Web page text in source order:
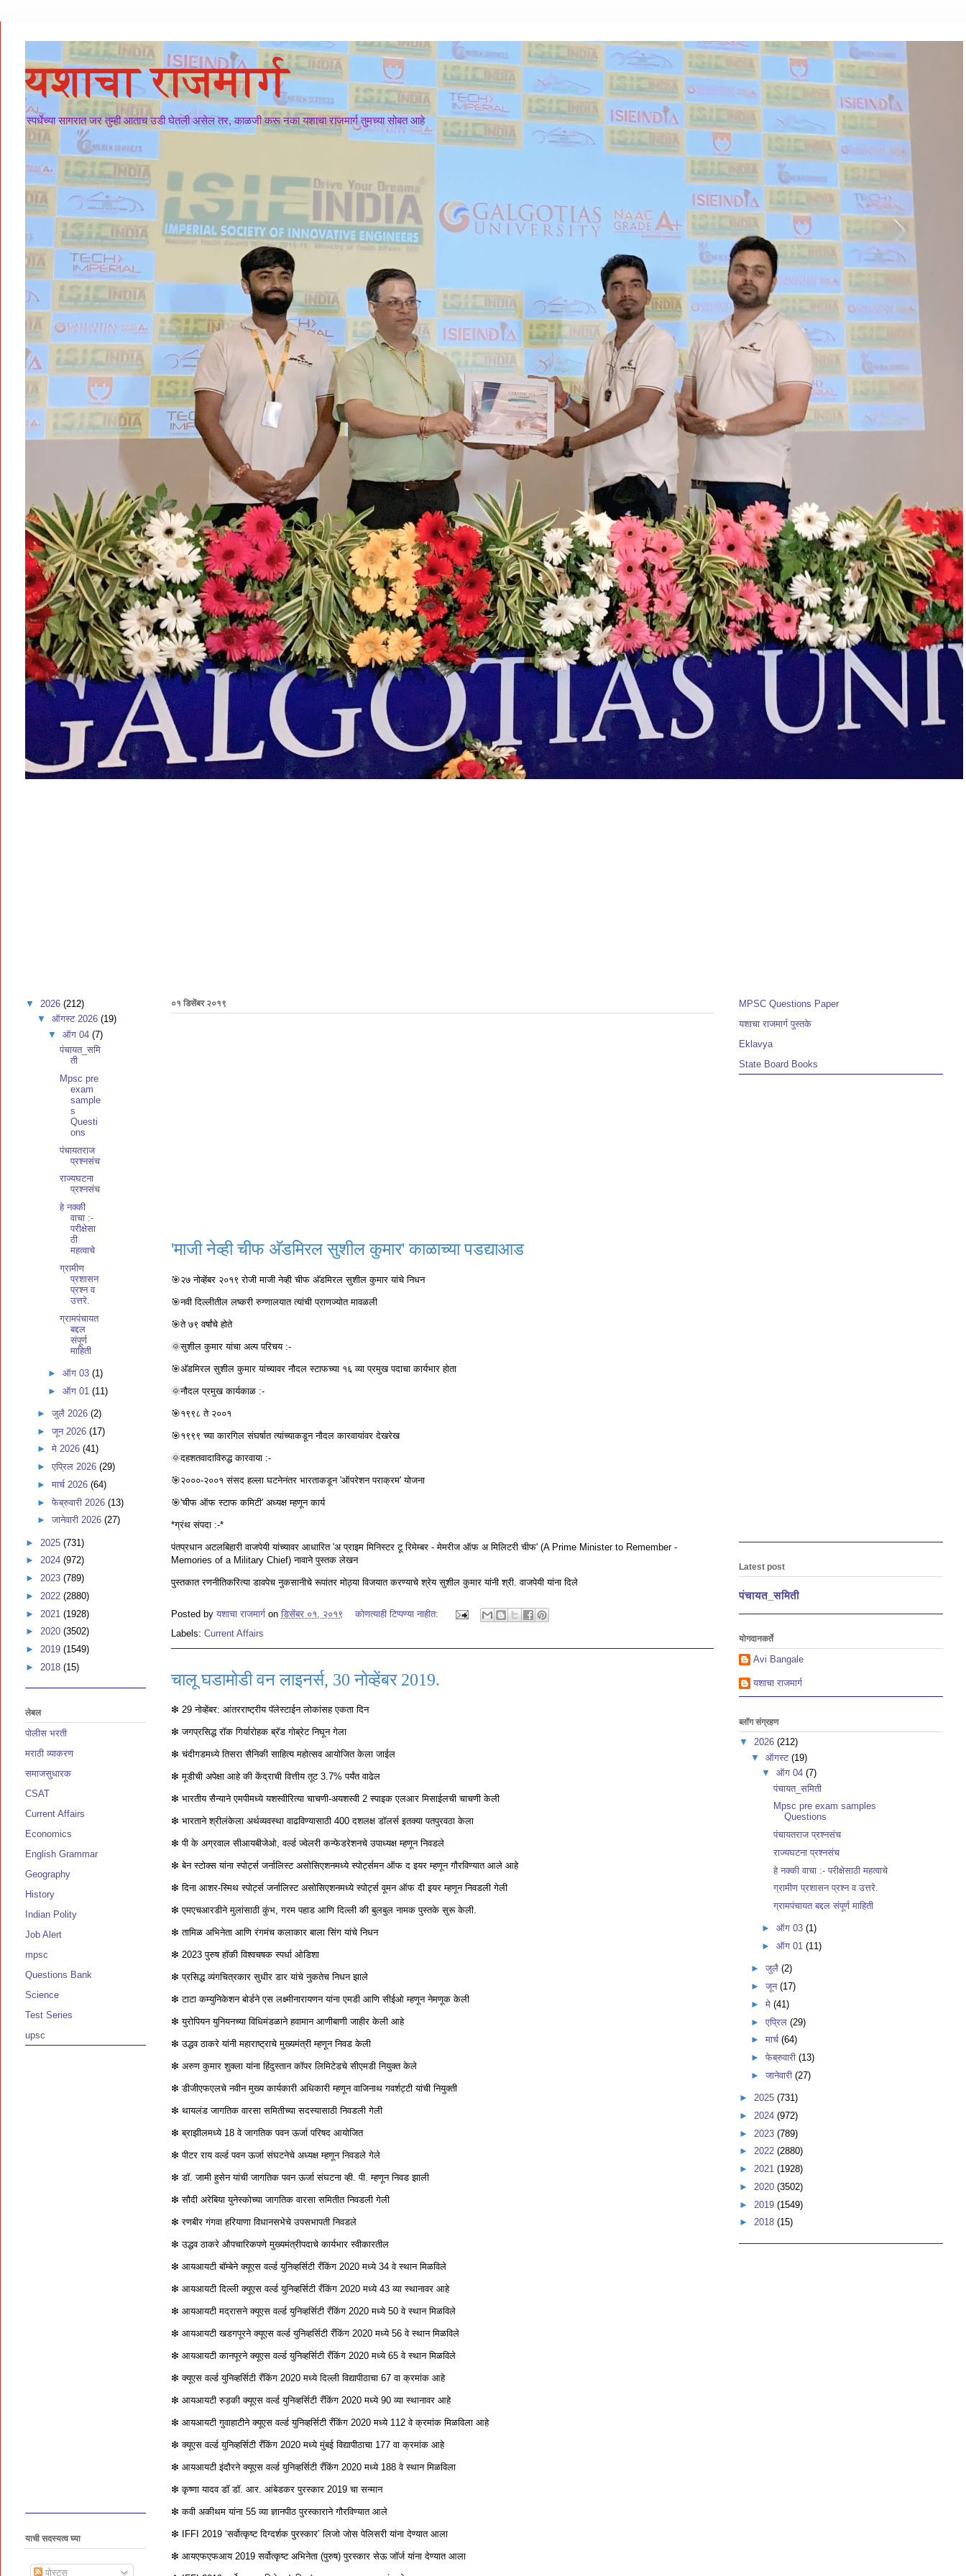
यशाचा राजमार्ग
स्पर्धेच्या सागरात जर तुम्ही आताच उडी घेतली असेल तर, काळजी करू नका यशाचा राजमार्ग तुमच्या सोबत आहे
०१ डिसेंबर २०१९
'माजी नेव्ही चीफ अ‍ॅडमिरल सुशील कुमार' काळाच्या पडद्याआड
🎯२७ नोव्हेंबर २०१९ रोजी माजी नेव्ही चीफ अ‍ॅडमिरल सुशील कुमार यांचे निधन
🎯नवी दिल्लीतील लष्करी रुग्णालयात त्यांची प्राणज्योत मावळली
🎯ते ७९ वर्षांचे होते
🌞सुशील कुमार यांचा अल्प परिचय :-
🎯अ‍ॅडमिरल सुशील कुमार यांच्यावर नौदल स्टाफच्या १६ व्या प्रमुख पदाचा कार्यभार होता
🌞नौदल प्रमुख कार्यकाळ :-
🎯१९९८ ते २००१
🎯१९९९ च्या कारगिल संघर्षात त्यांच्याकडून नौदल कारवायांवर देखरेख
🌞दहशतवादाविरुद्ध कारवाया :-
🎯२०००-२००१ संसद हल्ला घटनेनंतर भारताकडून 'ऑपरेशन पराक्रम' योजना
🎯'चीफ ऑफ स्टाफ कमिटी' अध्यक्ष म्हणून कार्य
*ग्रंथ संपदा :-*
पंतप्रधान अटलबिहारी वाजपेयी यांच्यावर आधारित 'अ प्राइम मिनिस्टर टू रिमेम्बर - मेमरीज ऑफ अ मिलिटरी चीफ' (A Prime Minister to Remember -
Memories of a Military Chief) नावाने पुस्तक लेखन
पुस्तकात रणनीतिकरित्या डावपेच नुकसानीचे रूपांतर मोठ्या विजयात करण्याचे श्रेय सुशील कुमार यांनी श्री. वाजपेयी यांना दिले
Posted by यशाचा राजमार्ग on डिसेंबर ०१, २०१९
कोणत्याही टिप्पण्‍या नाहीत:
Labels: Current Affairs
चालू घडामोडी वन लाइनर्स, 30 नोव्हेंबर 2019.
❇ 29 नोव्हेंबर: आंतरराष्ट्रीय पॅलेस्टाईन लोकांसह एकता दिन
❇ जगप्रसिद्ध रॉक गिर्यारोहक ब्रॅड गोब्रेट निघून गेला
❇ चंदीगडमध्ये तिसरा सैनिकी साहित्य महोत्सव आयोजित केला जाईल
❇ मूडीची अपेक्षा आहे की केंद्राची वित्तीय तूट 3.7% पर्यंत वाढेल
❇ भारतीय सैन्याने एमपीमध्ये यशस्वीरित्या चाचणी-अयशस्वी 2 स्पाइक एलआर मिसाईलची चाचणी केली
❇ भारताने श्रीलंकेला अर्थव्यवस्था वाढविण्यासाठी 400 दशलक्ष डॉलर्स इतक्या पतपुरवठा केला
❇ पी के अग्रवाल सीआयबीजेओ, वर्ल्ड ज्वेलरी कन्फेडरेशनचे उपाध्यक्ष म्हणून निवडले
❇ बेन स्टोक्स यांना स्पोर्ट्स जर्नालिस्ट असोसिएशनमध्ये स्पोर्ट्समन ऑफ द इयर म्हणून गौरविण्यात आले आहे
❇ दिना आशर-स्मिथ स्पोर्ट्स जर्नालिस्ट असोसिएशनमध्ये स्पोर्ट्स वूमन ऑफ दी इयर म्हणून निवडली गेली
❇ एमएचआरडीने मुलांसाठी कुंभ, गरम पहाड आणि दिल्ली की बुलबुल नामक पुस्तके सुरू केली.
❇ तामिळ अभिनेता आणि रंगमंच कलाकार बाला सिंग यांचे निधन
❇ 2023 पुरुष हॉकी विश्वचषक स्पर्धा ओडिशा
❇ प्रसिद्ध व्यंगचित्रकार सुधीर डार यांचे नुकतेच निधन झाले
❇ टाटा कम्युनिकेशन बोर्डने एस लक्ष्मीनारायणन यांना एमडी आणि सीईओ म्हणून नेमणूक केली
❇ युरोपियन युनियनच्या विधिमंडळाने हवामान आणीबाणी जाहीर केली आहे
❇ उद्धव ठाकरे यांनी महाराष्ट्राचे मुख्यमंत्री म्हणून निवड केली
❇ अरुण कुमार शुक्ला यांना हिंदुस्तान कॉपर लिमिटेडचे ​​सीएमडी नियुक्त केले
❇ डीजीएफएलचे नवीन मुख्य कार्यकारी अधिकारी म्हणून वाजिनाथ गवर्शट्टी यांची नियुक्ती
❇ थायलंड जागतिक वारसा समितीच्या सदस्यासाठी निवडली गेली
❇ ब्राझीलमध्ये 18 वे जागतिक पवन ऊर्जा परिषद आयोजित
❇ पीटर राय वर्ल्ड पवन ऊर्जा संघटनेचे अध्यक्ष म्हणून निवडले गेले
❇ डॉ. जामी हुसेन यांची जागतिक पवन ऊर्जा संघटना व्ही. पी. म्हणून निवड झाली
❇ सौदी अरेबिया युनेस्कोच्या जागतिक वारसा समितीत निवडली गेली
❇ रणबीर गंगवा हरियाणा विधानसभेचे उपसभापती निवडले
❇ उद्धव ठाकरे औपचारिकपणे मुख्यमंत्रीपदाचे कार्यभार स्वीकारतील
❇ आयआयटी बॉम्बेने क्यूएस वर्ल्ड युनिव्हर्सिटी रँकिंग 2020 मध्ये 34 वे स्थान मिळविले
❇ आयआयटी दिल्ली क्यूएस वर्ल्ड युनिव्हर्सिटी रँकिंग 2020 मध्ये 43 व्या स्थानावर आहे
❇ आयआयटी मद्रासने क्यूएस वर्ल्ड युनिव्हर्सिटी रँकिंग 2020 मध्ये 50 वे स्थान मिळविले
❇ आयआयटी खडगपूरने क्यूएस वर्ल्ड युनिव्हर्सिटी रँकिंग 2020 मध्ये 56 वे स्थान मिळविले
❇ आयआयटी कानपूरने क्यूएस वर्ल्ड युनिव्हर्सिटी रँकिंग 2020 मध्ये 65 वे स्थान मिळविले
❇ क्यूएस वर्ल्ड युनिव्हर्सिटी रँकिंग 2020 मध्ये दिल्ली विद्यापीठाचा 67 वा क्रमांक आहे
❇ आयआयटी रुड़की क्यूएस वर्ल्ड युनिव्हर्सिटी रँकिंग 2020 मध्ये 90 व्या स्थानावर आहे
❇ आयआयटी गुवाहाटीने क्यूएस वर्ल्ड युनिव्हर्सिटी रँकिंग 2020 मध्ये 112 वे क्रमांक मिळविला आहे
❇ क्यूएस वर्ल्ड युनिव्हर्सिटी रँकिंग 2020 मध्ये मुंबई विद्यापीठाचा 177 वा क्रमांक आहे
❇ आयआयटी इंदौरने क्यूएस वर्ल्ड युनिव्हर्सिटी रँकिंग 2020 मध्ये 188 वे स्थान मिळविला
❇ कृष्णा यादव डॉ डॉ. आर. आंबेडकर पुरस्कार 2019 चा सन्मान
❇ कवी अकीथम यांना 55 व्या ज्ञानपीठ पुरस्काराने गौरविण्यात आले
❇ IFFI 2019 ‘सर्वोत्कृष्ट दिग्दर्शक पुरस्कार’ लिजो जोस पेलिसरी यांना देण्यात आला
❇ आयएफएफआय 2019 सर्वोत्कृष्ट अभिनेता (पुरुष) पुरस्कार सेऊ जॉर्ज यांना देण्यात आला
▼ 2026 (212)
▼ ऑगस्ट 2026 (19)
▼ऑग 04(7)
पंचायत_समि
ती
Mpsc pre
exam
sample
s
Questi
ons
पंचायतराज
प्रश्नसंच
राज्यघटना
प्रश्नसंच
हे नक्की
वाचा :-
परीक्षेसा
ठी
महत्वाचे
ग्रामीण
प्रशासन
प्रश्न व
उत्तरे.
ग्रामपंचायत
बद्दल
संपूर्ण
माहिती
►ऑग 03(1)
►ऑग 01(11)
► जुलै 2026 (2)
► जून 2026 (17)
► मे 2026 (41)
► एप्रिल 2026 (29)
► मार्च 2026 (64)
► फेब्रुवारी 2026 (13)
► जानेवारी 2026 (27)
► 2025 (731)
► 2024 (972)
► 2023 (789)
► 2022 (2880)
► 2021 (1928)
► 2020 (3502)
► 2019 (1549)
► 2018 (15)
लेबल
पोलीस भरती
मराठी व्याकरण
समाजसुधारक
CSAT
Current Affairs
Economics
English Grammar
Geography
History
Indian Polity
Job Alert
mpsc
Questions Bank
Science
Test Series
upsc
याची सदस्यत्व घ्या
पोस्ट्स
MPSC Questions Paper
यशाचा राजमार्ग पुस्तके
Eklavya
State Board Books
Latest post
पंचायत_समिती
योगदानकर्ते
Avi Bangale
यशाचा राजमार्ग
ब्लॉग संग्रहण
▼ 2026 (212)
▼ ऑगस्ट (19)
▼ऑग 04(7)
पंचायत_समिती
Mpsc pre exam samples
Questions
पंचायतराज प्रश्नसंच
राज्यघटना प्रश्नसंच
हे नक्की वाचा :- परीक्षेसाठी महत्वाचे
ग्रामीण प्रशासन प्रश्न व उत्तरे.
ग्रामपंचायत बद्दल संपूर्ण माहिती
►ऑग 03(1)
►ऑग 01(11)
► जुलै (2)
► जून (17)
► मे (41)
► एप्रिल (29)
► मार्च (64)
► फेब्रुवारी (13)
► जानेवारी (27)
► 2025 (731)
► 2024 (972)
► 2023 (789)
► 2022 (2880)
► 2021 (1928)
► 2020 (3502)
► 2019 (1549)
► 2018 (15)